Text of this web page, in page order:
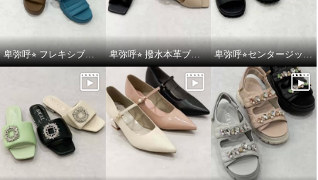
卑弥呼⭐︎ フレキシブルベルト厚底パデットサンダルをご紹介いたします。 卑弥呼⭐︎ 撥水本革ブロックヒールカバードクロスサンダルをご紹介いたします。 卑弥呼⭐︎センタージッププラットフォームサンダルをご紹介いたします。